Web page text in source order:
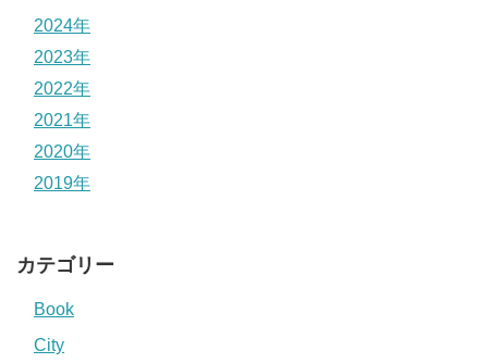
2024年
2023年
2022年
2021年
2020年
2019年
カテゴリー
Book
City